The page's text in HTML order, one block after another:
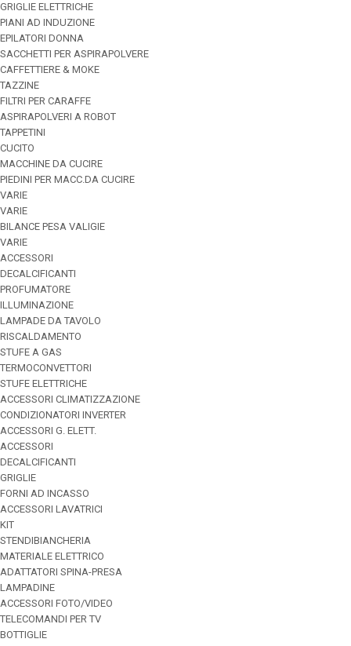
GRIGLIE ELETTRICHE
PIANI AD INDUZIONE
EPILATORI DONNA
SACCHETTI PER ASPIRAPOLVERE
CAFFETTIERE & MOKE
TAZZINE
FILTRI PER CARAFFE
ASPIRAPOLVERI A ROBOT
TAPPETINI
CUCITO
MACCHINE DA CUCIRE
PIEDINI PER MACC.DA CUCIRE
VARIE
VARIE
BILANCE PESA VALIGIE
VARIE
ACCESSORI
DECALCIFICANTI
PROFUMATORE
ILLUMINAZIONE
LAMPADE DA TAVOLO
RISCALDAMENTO
STUFE A GAS
TERMOCONVETTORI
STUFE ELETTRICHE
ACCESSORI CLIMATIZZAZIONE
CONDIZIONATORI INVERTER
ACCESSORI G. ELETT.
ACCESSORI
DECALCIFICANTI
GRIGLIE
FORNI AD INCASSO
ACCESSORI LAVATRICI
KIT
STENDIBIANCHERIA
MATERIALE ELETTRICO
ADATTATORI SPINA-PRESA
LAMPADINE
ACCESSORI FOTO/VIDEO
TELECOMANDI PER TV
BOTTIGLIE